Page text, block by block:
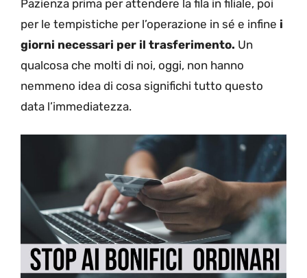
Pazienza prima per attendere la fila in filiale, poi
per le tempistiche per l’operazione in sé e infine i
giorni necessari per il trasferimento. Un
qualcosa che molti di noi, oggi, non hanno
nemmeno idea di cosa significhi tutto questo
data l’immediatezza.